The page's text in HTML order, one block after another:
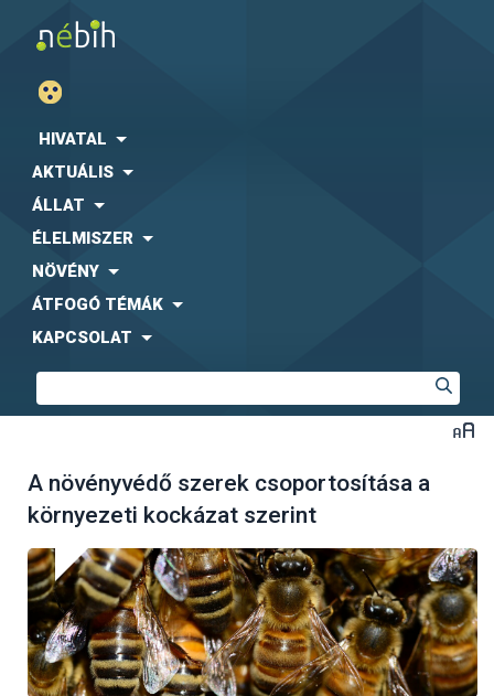
HIVATAL
AKTUÁLIS
ÁLLAT
ÉLELMISZER
NÖVÉNY
ÁTFOGÓ TÉMÁK
KAPCSOLAT
A növényvédő szerek csoportosítása a
környezeti kockázat szerint